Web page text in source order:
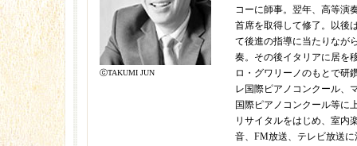
ⓒTAKUMI JUN
コーに師事。翌年、高等演
首席を取得して修了。以後
て後進の指導に当たりなが
奏。その後イタリアに居を
ロ・グワリーノのもとで研
レ国際ピアノコンクール、
国際ピアノコンクール等に
リサイタルをはじめ、室内
音、FM放送、テレビ放送